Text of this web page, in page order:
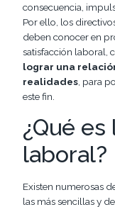
consecuencia,
Por ello, los
deben conocer en
satisfacción laboral,
lograr una
realidades , para
este fin.
¿Qué
laboral?
Existen numerosas
las más sencillas y